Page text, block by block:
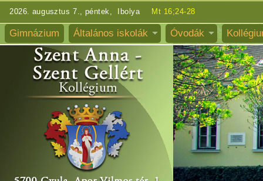
2026. augusztus 7., péntek, Ibolya Mt 16;24-28
Gimnázium Általános iskolák Óvodák